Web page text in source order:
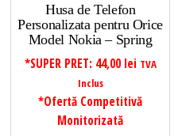
Husa de Telefon
Personalizata pentru Orice
Model Nokia – Spring
*SUPER PRET: 44,00 lei TVA
Inclus
*Ofertă Competitivă
Monitorizată